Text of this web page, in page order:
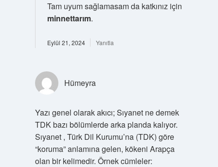
Tam uyum sağlamasam da katkınız için
minnettarım.
Eylül 21, 2024 Yanıtla
Hümeyra
Yazı genel olarak akıcı; Sıyanet ne demek
TDK bazı bölümlerde arka planda kalıyor.
Sıyanet , Türk Dil Kurumu’na (TDK) göre
“koruma” anlamına gelen, kökeni Arapça
olan bir kelimedir. Örnek cümleler: